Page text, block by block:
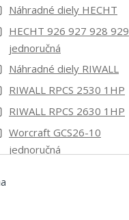
Náhradné diely HECHT
HECHT 926 927 928 929
jednoručná
Náhradné diely RIWALL
RIWALL RPCS 2530 1HP
RIWALL RPCS 2630 1HP
Worcraft GCS26-10
jednoručná